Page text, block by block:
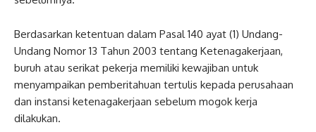
Berdasarkan ketentuan dalam Pasal 140 ayat (1) Undang-
Undang Nomor 13 Tahun 2003 tentang Ketenagakerjaan,
buruh atau serikat pekerja memiliki kewajiban untuk
menyampaikan pemberitahuan tertulis kepada perusahaan
dan instansi ketenagakerjaan sebelum mogok kerja
dilakukan.